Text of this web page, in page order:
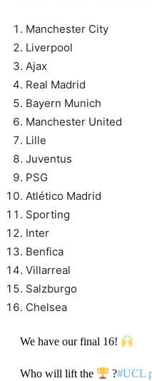
Manchester City
Liverpool
Ajax
Real Madrid
Bayern Munich
Manchester United
Lille
Juventus
PSG
Atlético Madrid
Sporting
Inter
Benfica
Villarreal
Salzburgo
Chelsea
We have our final 16!
Who will lift the ?#UCL